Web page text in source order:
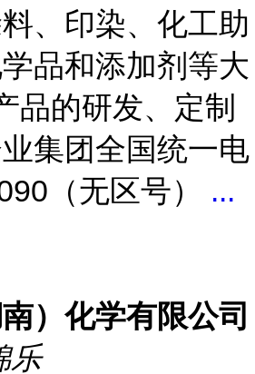
、印染、化工助
品和添加剂等大
品的研发、定制
集团全国统一电
（无区号） ...
）化学有限公司
乐